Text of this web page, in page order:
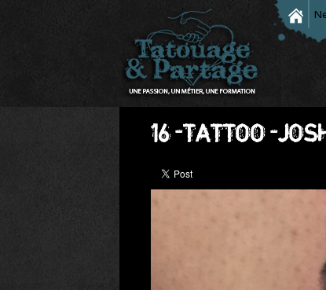
16-TATTOO-